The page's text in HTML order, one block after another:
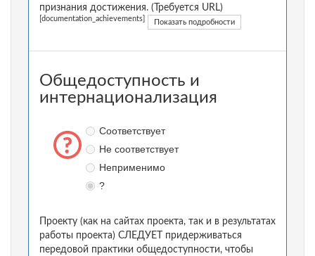
признания достижения. (Требуется URL)
[documentation_achievements] Показать подробности
Общедоступность и
интернационализация
Соответствует
Не соответствует
Неприменимо
?
Проекту (как на сайтах проекта, так и в результатах
работы проекта) СЛЕДУЕТ придерживаться
передовой практики общедоступности, чтобы